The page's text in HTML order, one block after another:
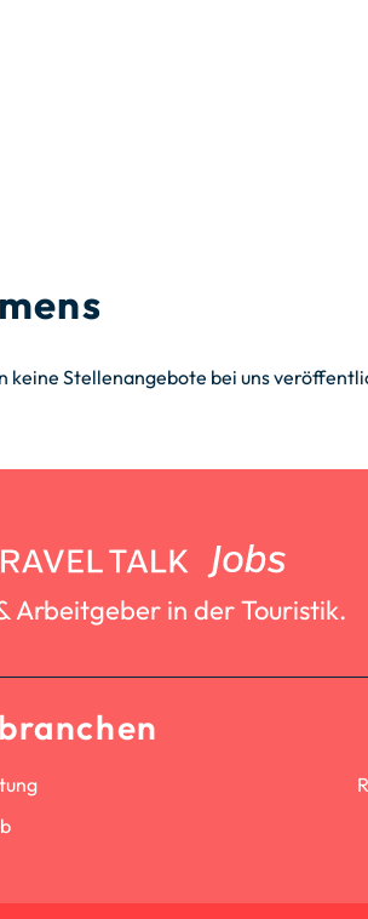
keine Stellenangebote bei uns
Arbeitgeber in der Touristik.